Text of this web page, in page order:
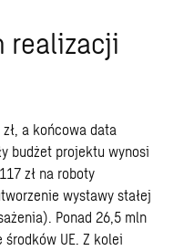
realizacji
a końcowa data
budżet projektu wynosi
zł na roboty
wystawy stałej
Ponad 26,5 mln
UE. Z kolei